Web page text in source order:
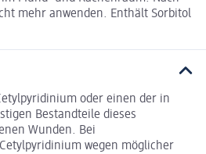
mehr anwenden. Enthält Sorbitol
oder einen der in
Bestandteile dieses
Wunden. Bei
wegen möglicher